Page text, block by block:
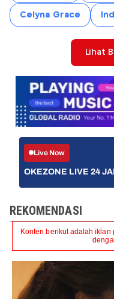
Celyna Grace
Lihat
Live Now
OKEZONE LIVE 24